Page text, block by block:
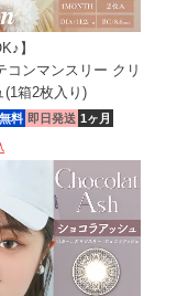
】
コンマンスリー クリ
(1箱2枚入り)
料 即日発送 1ヶ月